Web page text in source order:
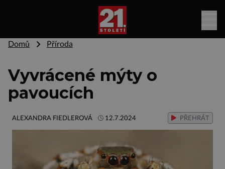
Domů Příroda
Vyvrácené mýty o
pavoucích
ALEXANDRA FIEDLEROVÁ 12.7.2024 PŘEHRÁT